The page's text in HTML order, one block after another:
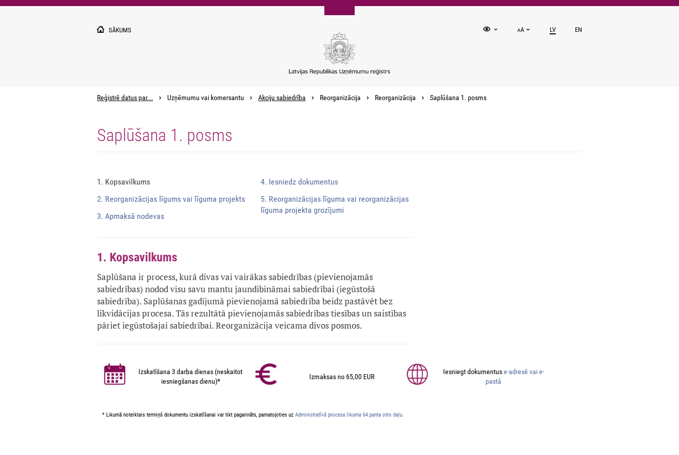
Pārlekt
SĀKUMS AA LV EN
Reģistrē datus par... Uzņēmumu vai komersantu Akciju sabiedrība Reorganizācija Reorganizācija Saplūšana 1. posms
Saplūšana 1. posms
1. Kopsavilkums
2. Reorganizācijas līgums vai līguma projekts
3. Apmaksā nodevas
4. Iesniedz dokumentus
5. Reorganizācijas līguma vai reorganizācijas
līguma projekta grozījumi
1. Kopsavilkums
Saplūšana ir process, kurā divas vai vairākas sabiedrības (pievienojamās
sabiedrības) nodod visu savu mantu jaundibināmai sabiedrībai (iegūstošā
sabiedrība). Saplūšanas gadījumā pievienojamā sabiedrība beidz pastāvēt bez
likvidācijas procesa. Tās rezultātā pievienojamās sabiedrības tiesības un saistības
pāriet iegūstošajai sabiedrībai. Reorganizācija veicama divos posmos.
Izskatīšana 3 darba dienas (neskaitot
iesniegšanas dienu)*
Izmaksas no 65,00 EUR
Iesniegt dokumentuse-adresē vai e-
pastā
* Likumā noteiktais termiņš dokumentu izskatīšanai var tikt pagarināts, pamatojoties uz Administratīvā procesa likuma 64.panta otro daļu.